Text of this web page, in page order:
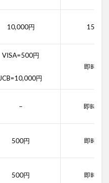
10,000円 15分程
VISA=500円
JCB=10,000円
即時〜
– 即時〜
500円 即時〜
500円 即時〜